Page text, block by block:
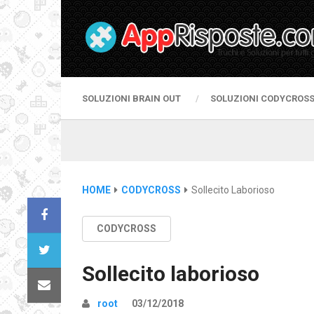
SOLUZIONI BRAIN OUT SOLUZIONI CODYCROSS
HOME CODYCROSS Sollecito Laborioso
CODYCROSS
Sollecito laborioso
root 03/12/2018